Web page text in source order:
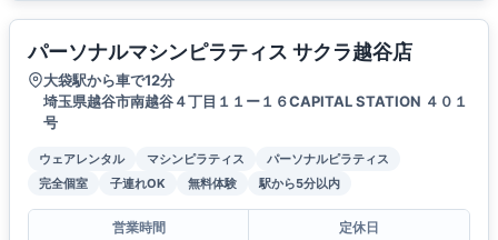
パーソナルマシンピラティス サクラ越谷店
大袋駅から車で12分
埼玉県越谷市南越谷４丁目１１ー１６CAPITAL STATION ４０１
号
ウェアレンタル マシンピラティス
パーソナルピラティス
完全個室
子連れOK 無料体験 駅から5分以内
営業時間
定休日